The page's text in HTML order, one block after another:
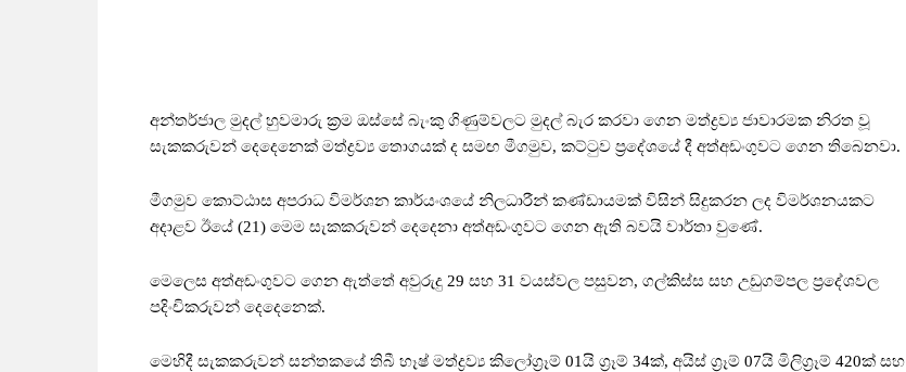
අන්තර්ජාල මුදල් හුවමාරු ක්‍රම ඔස්සේ බැංකු ගිණුම්වලට මුදල් බැර කරවා ගෙන මත්ද්‍රව්‍ය ජාවාරමක නිරත වූ
සැකකරුවන් දෙදෙනෙක් මත්ද්‍රව්‍ය තොගයක් ද සමඟ මීගමුව, කට්ටුව ප්‍රදේශයේ දී අත්අඩංගුවට ගෙන තිබෙනවා.
මීගමුව කොට්ඨාස අපරාධ විමර්ශන කාර්යංශයේ නිලධාරීන් කණ්ඩායමක් විසින් සිදුකරන ලද විමර්ශනයකට
අදාළව ඊයේ (21) මෙම සැකකරුවන් දෙදෙනා අත්අඩංගුවට ගෙන ඇති බවයි වාර්තා වුණේ.
මෙලෙස අත්අඩංගුවට ගෙන ඇත්තේ අවුරුදු 29 සහ 31 වයස්වල පසුවන, ගල්කිස්ස සහ උඩුගම්පල ප්‍රදේශවල
පදිංචිකරුවන් දෙදෙනෙක්.
මෙහිදී සැකකරුවන් සන්තකයේ තිබී හෑෂ් මත්ද්‍රව්‍ය කිලෝග්‍රෑම් 01යි ග්‍රෑම් 34ක්, අයිස් ග්‍රෑම් 07යි මිලිග්‍රෑම් 420ක් සහ